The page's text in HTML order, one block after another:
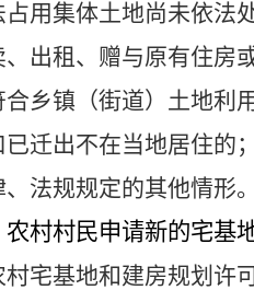
占用集体土地尚未依法
、出租、赠与原有住房
合乡镇（街道）土地
已迁出不在当地居住的
、法规规定的其他情形
村村民申请新的宅基
村宅基地和建房规划许